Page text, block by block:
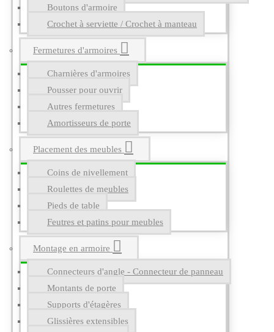
Boutons d'armoire
Crochet à serviette / Crochet à manteau
Fermetures d'armoires
Charnières d'armoires
Pousser pour ouvrir
Autres fermetures
Amortisseurs de porte
Placement des meubles
Coins de nivellement
Roulettes de meubles
Pieds de table
Feutres et patins pour meubles
Montage en armoire
Connecteurs d'angle - Connecteur de panneau
Montants de porte
Supports d'étagères
Glissières extensibles